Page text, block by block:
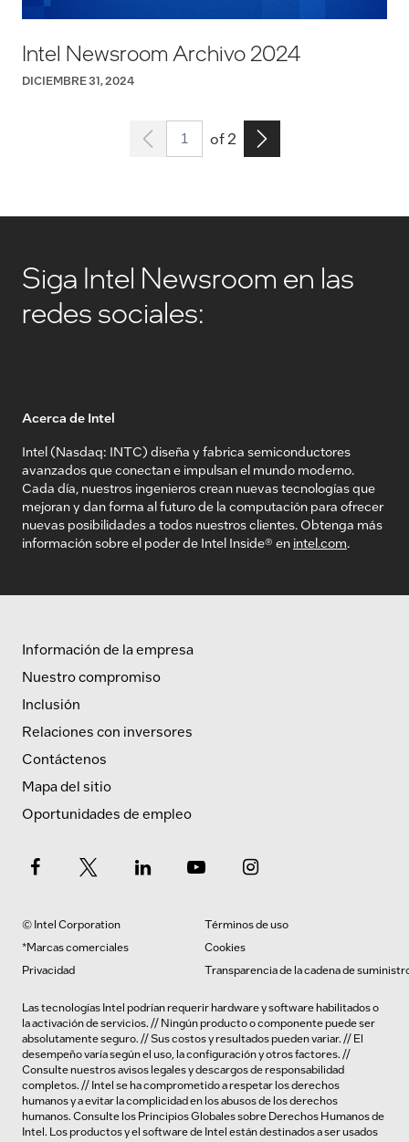
Intel Newsroom Archivo 2024
DICIEMBRE 31, 2024
Page 1 of 2 Go to the next page
Siga Intel Newsroom en las
redes sociales:
Acerca de Intel
Intel (Nasdaq: INTC) diseña y fabrica semiconductores
avanzados que conectan e impulsan el mundo moderno.
Cada día, nuestros ingenieros crean nuevas tecnologías que
mejoran y dan forma al futuro de la computación para ofrecer
nuevas posibilidades a todos nuestros clientes. Obtenga más
información sobre el poder de Intel Inside® en intel.com.
Información de la empresa
Nuestro compromiso
Inclusión
Relaciones con inversores
Contáctenos
Mapa del sitio
Oportunidades de empleo
© Intel Corporation
Términos de uso
*Marcas comerciales
Cookies
Privacidad
Transparencia de la cadena de
Las tecnologías Intel podrían requerir hardware y software habilitados o
la activación de servicios. // Ningún producto o componente puede ser
absolutamente seguro. // Sus costos y resultados pueden variar. // El
desempeño varía según el uso, la configuración y otros factores. //
Consulte nuestrosavisos legales y descargos de responsabilidad
completos. // Intel se ha comprometido a respetar los derechos
humanos y a evitar la complicidad en los abusos de los derechos
humanos.Consulte losPrincipios Globales sobre Derechos Humanos de
Intel. Los productos y el software de Intel están destinados a ser usados